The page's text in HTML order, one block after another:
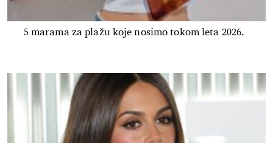
5 marama za plažu koje nosimo tokom leta 2026.